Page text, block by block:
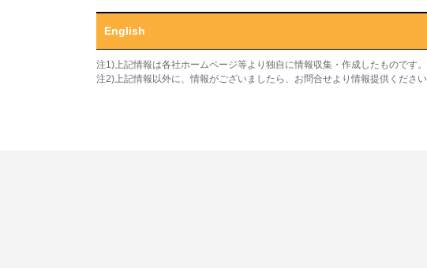
English
注1)上記情報は各社ホームページ等より独自に情報収集・作成したものです
注2)上記情報以外に、情報がございましたら、お問合せより情報提供くださ